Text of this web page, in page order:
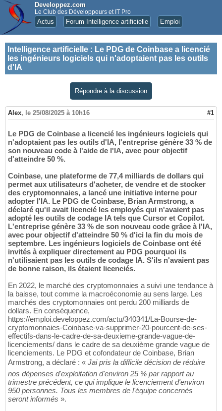
Developpez.com
Le Club des Développeurs et IT Pro
Actus Forum Intelligence artificielle Emploi
Intelligence artificielle : Le PDG de Coinbase a licencié
les ingénieurs logiciels qui n'adoptaient pas les outils
d'IA
Répondre à la discussion
Alex, le 25/08/2025 à 10h16 #1
Le PDG de Coinbase a licencié les ingénieurs logiciels qui
n'adoptaient pas les outils d'IA, l'entreprise génère 33 % de
son nouveau code à l'aide de l'IA, avec pour objectif
d'atteindre 50 %.
Coinbase, une plateforme de 77,4 milliards de dollars qui
permet aux utilisateurs d'acheter, de vendre et de stocker
des cryptomonnaies, a lancé une initiative interne pour
adopter l'IA. Le PDG de Coinbase, Brian Armstrong, a
déclaré qu'il avait licencié les employés qui n'avaient pas
adopté les outils de codage IA tels que Cursor et Copilot.
L'entreprise génère 33 % de son nouveau code grâce à l'IA,
avec pour objectif d'atteindre 50 % d'ici la fin du mois de
septembre. Les ingénieurs logiciels de Coinbase ont été
invités à expliquer directement au PDG pourquoi ils
n'utilisaient pas les outils de codage IA. S'ils n'avaient pas
de bonne raison, ils étaient licenciés.
En 2022, le marché des cryptomonnaies a suivi une tendance à
la baisse, tout comme la macroéconomie au sens large. Les
marchés des cryptomonnaies ont perdu 200 milliards de
dollars. En conséquence,
https://emploi.developpez.com/actu/340341/La-Bourse-de-
cryptomonnaies-Coinbase-va-supprimer-20-pourcent-de-ses-
effectifs-dans-le-cadre-de-sa-deuxieme-grande-vague-de-
licenciements/ dans le cadre de sa deuxième grande vague de
licenciements. Le PDG et cofondateur de Coinbase, Brian
Armstrong, a déclaré : « Jai pris la difficile décision de réduire
nos dépenses d'exploitation d'environ 25 % par rapport au
trimestre précédent, ce qui implique le licenciement d'environ
950 personnes. Tous les membres de l'équipe concernés
seront informés ».